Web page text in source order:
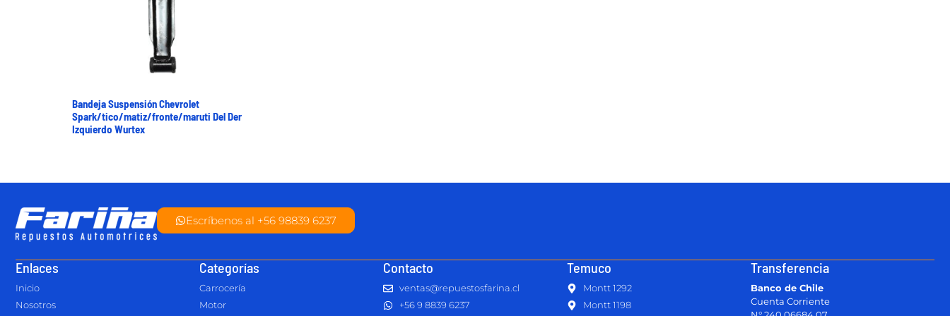
Bandeja Suspensión Chevrolet
Spark/tico/matiz/fronte/maruti Del Der
Izquierdo Wurtex
Escríbenos al +56 98839 6237
Enlaces
Inicio
Nosotros
Categorías
Carrocería
Motor
Contacto
ventas@repuestosfarina.cl
+56 9 8839 6237
Temuco
Montt 1292
Montt 1198
Transferencia
Banco de Chile
Cuenta Corriente